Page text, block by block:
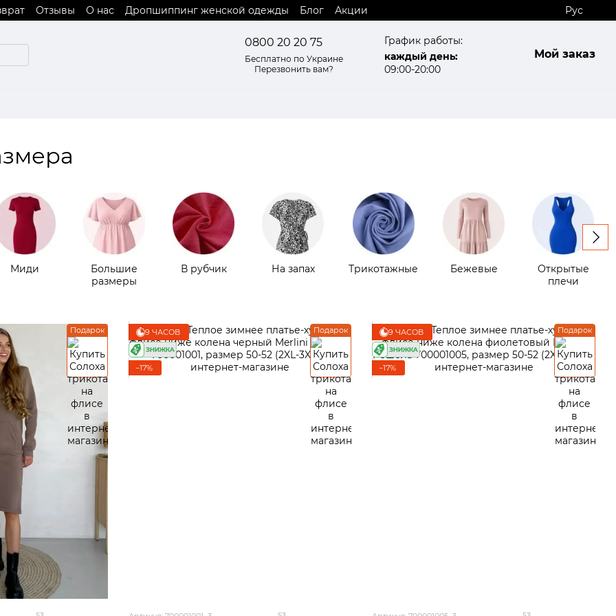
Отзывы О нас Дропшиппинг женской одежды Блог
Акции
Рус
0800 20 20 75
Бесплатно по Украине
Перезвонить вам?
График работы:
каждый день:
09:00-20:00
Мой заказ
Миди
Большие
размеры
В рубчик На запах Трикотажные Бежевые
Открытые
плечи
Подарок Подарок
9 ЧАСОВ
−17%
Подарок
9 ЧАСОВ
−17%